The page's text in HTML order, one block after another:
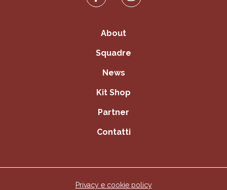
About
Squadre
News
Kit Shop
Partner
Contatti
Privacy e cookie policy